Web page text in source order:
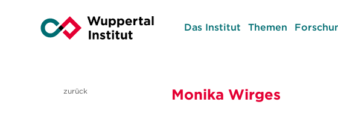
Das Institut Themen
zurück Monika Wirges